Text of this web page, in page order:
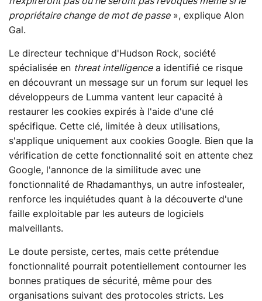
propriétaire change de mot de passe», explique Alon
Gal.
Le directeur technique d'Hudson Rock, société
spécialisée en threat intelligencea identifié ce risque
en découvrant un message sur un forum sur lequel les
développeurs de Lumma vantent leur capacité à
restaurer les cookies expirés à l'aide d'une clé
spécifique. Cette clé, limitée à deux utilisations,
s'applique uniquement aux cookies Google. Bien que la
vérification de cette fonctionnalité soit en attente chez
Google, l'annonce de la similitude avec une
fonctionnalité de Rhadamanthys, un autre infostealer,
renforce les inquiétudes quant à la découverte d'une
faille exploitable par les auteurs de logiciels
malveillants.
Le doute persiste, certes, mais cette prétendue
fonctionnalité pourrait potentiellement contourner les
bonnes pratiques de sécurité, même pour des
organisations suivant des protocoles stricts. Les